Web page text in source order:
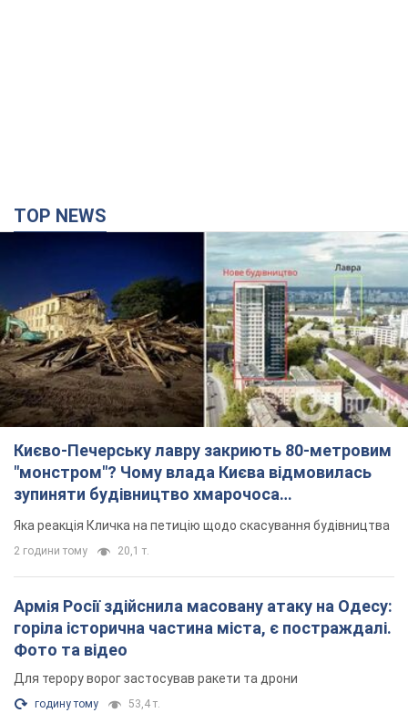
"монстром"? Чому влада Києва відмовилась
зупиняти будівництво хмарочоса
Яка реакція Кличка на петицію щодо скасування будівництва
2 години тому 20,1 т.
Армія Росії здійснила масовану атаку на Одесу:
горіла історична частина міста, є постраждалі.
Фото та відео
Для терору ворог застосував ракети та дрони
годину тому 53,4 т.
МЗС Болгарії викликало українського посла
через інцидент із дроном: що сталося
Бесіда відбудеться 10 серпня
2 години тому 3,6 т.